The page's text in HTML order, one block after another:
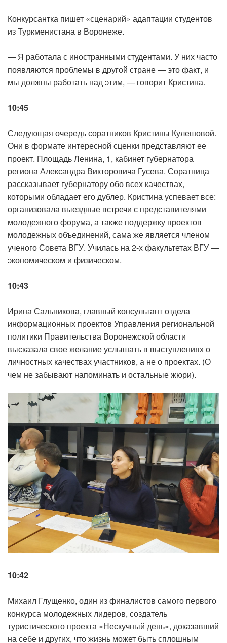
Конкурсантка пишет «сценарий» адаптации студентов
из Туркменистана в Воронеже.
— Я работала с иностранными студентами. У них часто
появляются проблемы в другой стране — это факт, и
мы должны работать над этим, — говорит Кристина.
10:45
Следующая очередь соратников Кристины Кулешовой.
Они в формате интересной сценки представляют ее
проект. Площадь Ленина, 1, кабинет губернатора
региона Александра Викторовича Гусева. Соратница
рассказывает губернатору обо всех качествах,
которыми обладает его дублер. Кристина успевает все:
организовала выездные встречи с представителями
молодежного форума, а также поддержку проектов
молодежных объединений, сама же является членом
ученого Совета ВГУ. Училась на 2-х факультетах ВГУ —
экономическом и физическом.
10:43
Ирина Сальникова, главный консультант отдела
информационных проектов Управления региональной
политики Правительства Воронежской области
высказала свое желание услышать в выступлениях о
личностных качествах участников, а не о проектах. (О
чем не забывают напоминать и остальные жюри).
10:42
Михаил Глущенко, один из финалистов самого первого
конкурса молодежных лидеров, создатель
туристического проекта «Нескучный день», доказавший
на себе и других, что жизнь может быть сплошным